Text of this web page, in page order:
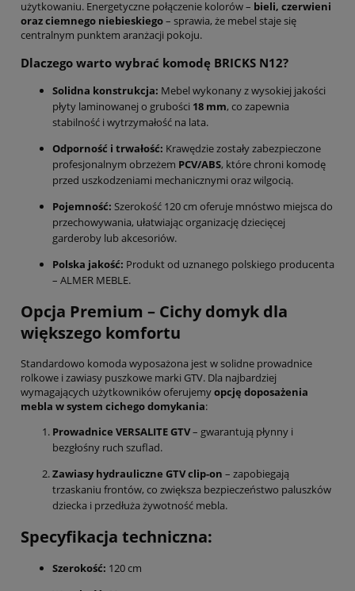
użytkowaniu. Energetyczne połączenie kolorów – bieli, czerwieni
oraz ciemnego niebieskiego– sprawia, że mebel staje się
centralnym punktem aranżacji pokoju.
Dlaczego warto wybrać komodę BRICKS N12?
Solidna konstrukcja: Mebel wykonany z wysokiej jakości
płyty laminowanej o grubości 18 mm, co zapewnia
stabilność i wytrzymałość na lata.
Odporność i trwałość: Krawędzie zostały zabezpieczone
profesjonalnym obrzeżem PCV/ABS, które chroni komodę
przed uszkodzeniami mechanicznymi oraz wilgocią.
Pojemność: Szerokość 120 cm oferuje mnóstwo miejsca do
przechowywania, ułatwiając organizację dziecięcej
garderoby lub akcesoriów.
Polska jakość: Produkt od uznanego polskiego producenta
– ALMER MEBLE.
Opcja Premium – Cichy domyk dla
większego komfortu
Standardowo komoda wyposażona jest w solidne prowadnice
rolkowe i zawiasy puszkowe marki GTV. Dla najbardziej
wymagających użytkowników oferujemyopcję doposażenia
mebla w system cichego domykania:
Prowadnice VERSALITE GTV– gwarantują płynny i
bezgłośny ruch szuflad.
Zawiasy hydrauliczne GTV clip-on – zapobiegają
trzaskaniu frontów, co zwiększa bezpieczeństwo paluszków
dziecka i przedłuża żywotność mebla.
Specyfikacja techniczna:
Szerokość: 120 cm